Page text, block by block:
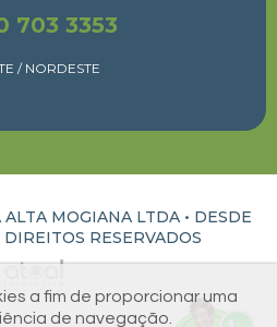
703 3353
/ NORDESTE
MOGIANA LTDA • DESDE
RESERVADOS
a fim de proporcionar uma
de navegação.